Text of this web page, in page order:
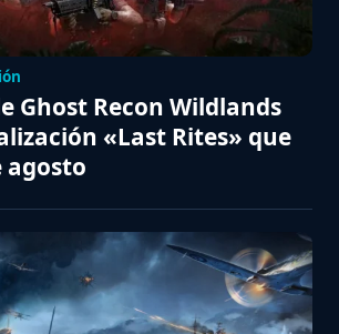
Ghost Recon Wildlands
«Last Rites» que
agosto